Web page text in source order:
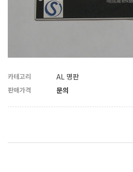
카테고리 AL 명판
판매가격